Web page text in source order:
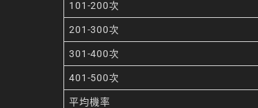
101-200次
201-300次
301-400次
401-500次
平均機率